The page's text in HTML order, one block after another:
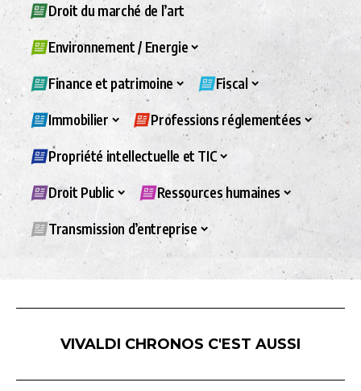
Droit du marché de l’art
Environnement / Energie
Finance et patrimoine Fiscal
Immobilier Professions réglementées
Propriété intellectuelle et TIC
Droit Public Ressources humaines
Transmission d’entreprise
VIVALDI CHRONOS C'EST AUSSI